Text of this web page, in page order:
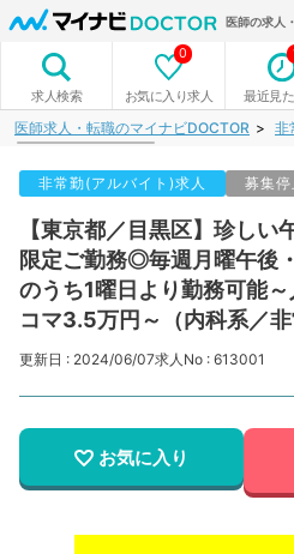
医師の求人
求人検索 お気に入り求人
0
最近見
医師求人・転職のマイナビDOCTOR 非
非常勤(アルバイト)求人 募集停
【東京都／目黒区】珍しい
限定ご勤務◎毎週月曜午後
のうち1曜日より勤務可能
コマ3.5万円～（内科系／非
更新日 : 2024/06/07求人No : 613001
お気に入り